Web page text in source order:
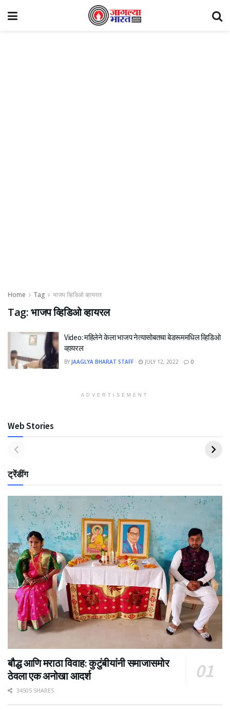
Home Tag भाजप व्हिडिओ व्हायरल
Tag:भाजप व्हिडिओ व्हायरल
Video: महिलेने केला भाजप नेत्यासोबतचा बेडरूममधिल व्हिडिओ
व्हायरल
BY JAAGLYA BHARAT STAFF JULY 12, 2022 0
ADVERTISEMENT
Web Stories
ट्रेंडींग
बौद्ध आणि मराठा विवाह: कुटुंबीयांनी समाजासमोर
ठेवला एक अनोखा आदर्श
34505 SHARES